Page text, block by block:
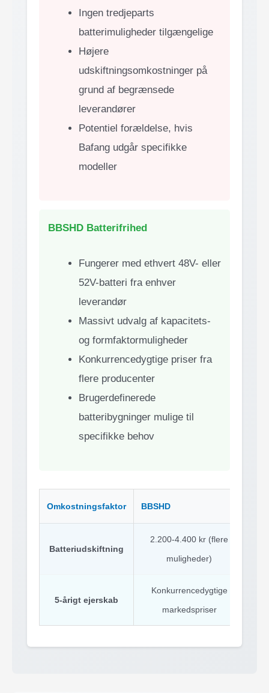
Ingen tredjeparts
batterimuligheder tilgængelige
Højere
udskiftningsomkostninger på
grund af begrænsede
leverandører
Potentiel forældelse, hvis
Bafang udgår specifikke
modeller
BBSHD Batterifrihed
Fungerer med ethvert 48V- eller
52V-batteri fra enhver
leverandør
Massivt udvalg af kapacitets-
og formfaktormuligheder
Konkurrencedygtige priser fra
flere producenter
Brugerdefinerede
batteribygninger mulige til
specifikke behov
Omkostningsfaktor BBSHD
Batteriudskiftning
2.200-4.400 kr (flere
muligheder)
5-årigt ejerskab
Konkurrencedygtige
markedspriser